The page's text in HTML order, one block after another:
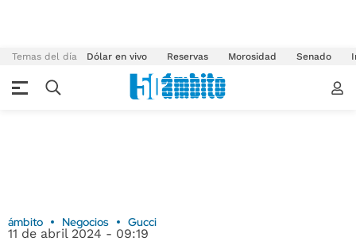
Temas del día Dólar en vivo Reservas Morosidad Senado
ámbito Negocios Gucci
11 de abril 2024 - 09:19